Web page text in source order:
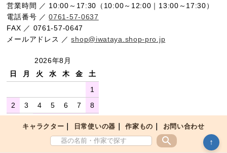
キャラクター 日常使いの器 ｜作家もの お問い合わせ
search
営業時間 ／ 10:00～17:30（10:00～12:00｜13:00～17:30）
電話番号 ／0761-57-0637
FAX ／ 0761-57-0647
メールアドレス ／shop@iwataya.shop-pro.jp
2026年8月
日
月 火 水 木 金
土
1
2
3 4 5 6 7
8
12 13 14
15
19 20 21 22
↑